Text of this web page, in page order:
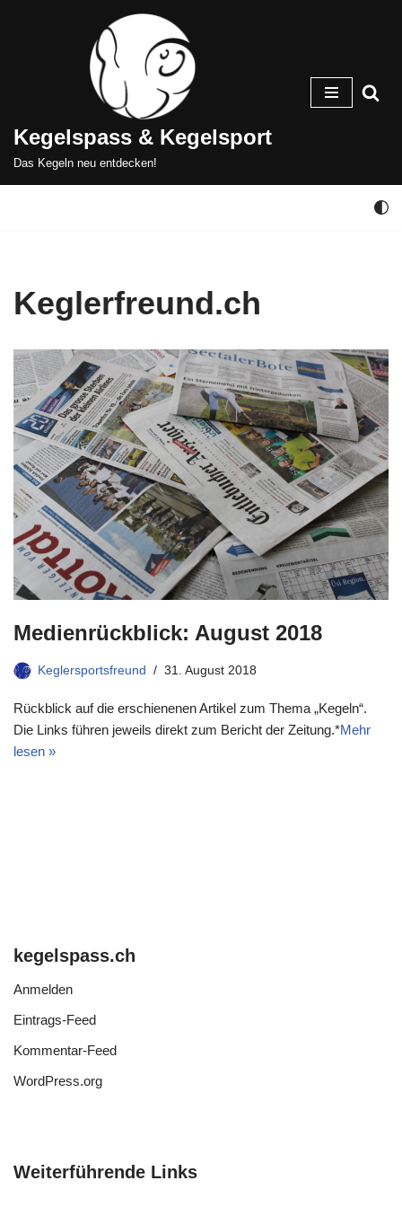
Kegelspass & Kegelsport
Das Kegeln neu entdecken!
Keglerfreund.ch
Medienrückblick: August 2018
Keglersportsfreund 31. August 2018
Rückblick auf die erschienenen Artikel zum Thema „Kegeln“.
Die Links führen jeweils direkt zum Bericht der Zeitung.*Mehr
lesen »
kegelspass.ch
Anmelden
Eintrags-Feed
Kommentar-Feed
WordPress.org
Weiterführende Links